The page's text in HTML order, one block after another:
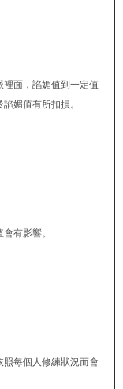
面，諂媚值到一定值
媚值有所扣損。
有影響。
每個人修練狀況而會